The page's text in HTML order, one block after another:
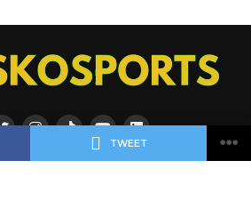
TWEET